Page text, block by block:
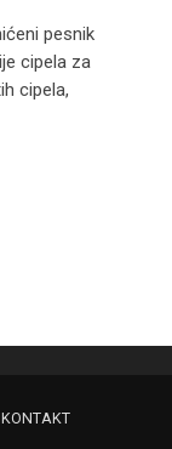
pesnik
cipela za
cipela,
KONTAKT